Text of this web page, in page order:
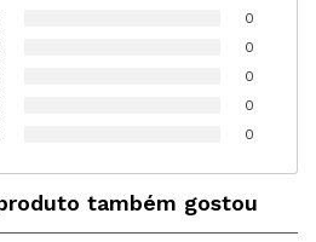
0
0
0
0
0
também gostou